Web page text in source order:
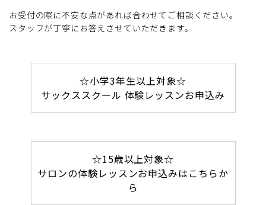
お受付の際に不安な点があれば合わせてご相談ください。
スタッフが丁寧にお答えさせていただきます。
☆小学3年生以上対象☆
サックススクール 体験レッスンお申込み
☆15歳以上対象☆
サロンの体験レッスンお申込みはこちらか
ら